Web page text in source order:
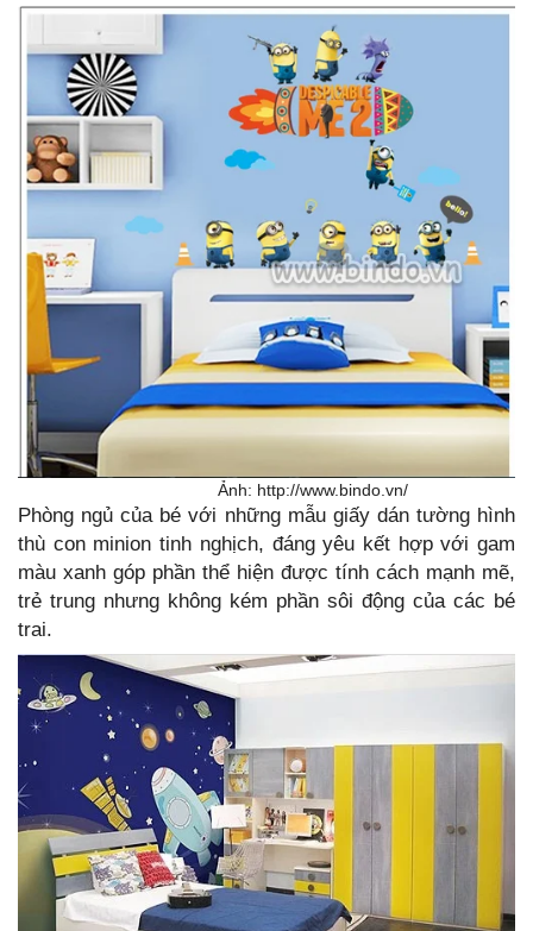
Ảnh: http://www.bindo.vn/
Phòng ngủ của bé với những mẫu giấy dán tường hình
thù con minion tinh nghịch, đáng yêu kết hợp với gam
màu xanh góp phần thể hiện được tính cách mạnh mẽ,
trẻ trung nhưng không kém phần sôi động của các bé
trai.